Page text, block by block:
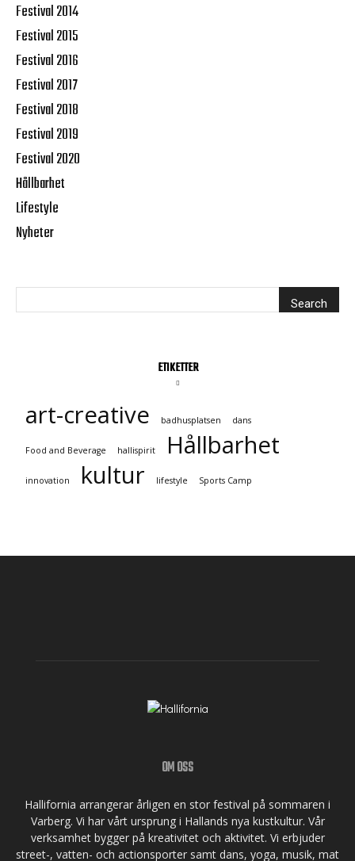
Festival 2014
Festival 2015
Festival 2016
Festival 2017
Festival 2018
Festival 2019
Festival 2020
Hållbarhet
Lifestyle
Nyheter
ETIKETTER
art-creative badhusplatsen dans
Food and Beverage hallispirit Hållbarhet
innovation kultur lifestyle Sports Camp
OM OSS
Hallifornia arrangerar årligen en stor festival på sommaren i
Varberg. Vi har vårt ursprung i Hallands nya kustkultur. Vår
verksamhet bygger på kreativitet och aktivitet. Vi erbjuder
street-, vatten- och actionsporter samt dans, yoga, musik, mat